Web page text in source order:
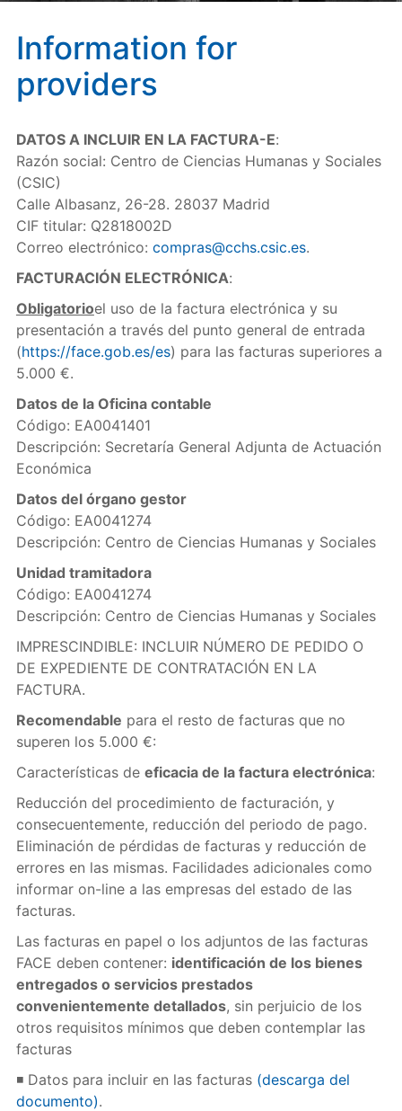
Information for
providers
DATOS A INCLUIR EN LA FACTURA-E:
Razón social: Centro de Ciencias Humanas y Sociales
(CSIC)
Calle Albasanz, 26-28. 28037 Madrid
CIF titular: Q2818002D
Correo electrónico: compras@cchs.csic.es.
FACTURACIÓN ELECTRÓNICA:
Obligatorioel uso de la factura electrónica y su
presentación a través del punto general de entrada
(https://face.gob.es/es) para las facturas superiores a
5.000 €.
Datos de la Oficina contable
Código: EA0041401
Descripción: Secretaría General Adjunta de Actuación
Económica
Datos del órgano gestor
Código: EA0041274
Descripción: Centro de Ciencias Humanas y Sociales
Unidad tramitadora
Código: EA0041274
Descripción: Centro de Ciencias Humanas y Sociales
IMPRESCINDIBLE: INCLUIR NÚMERO DE PEDIDO O
DE EXPEDIENTE DE CONTRATACIÓN EN LA
FACTURA.
Recomendable para el resto de facturas que no
superen los 5.000 €:
Características de eficacia de la factura electrónica:
Reducción del procedimiento de facturación, y
consecuentemente, reducción del periodo de pago.
Eliminación de pérdidas de facturas y reducción de
errores en las mismas. Facilidades adicionales como
informar on-line a las empresas del estado de las
facturas.
Las facturas en papel o los adjuntos de las facturas
FACE deben contener: identificación de los bienes
entregados o servicios prestados
convenientemente detallados, sin perjuicio de los
otros requisitos mínimos que deben contemplar las
facturas
◾ Datos para incluir en las facturas (descarga del
documento).